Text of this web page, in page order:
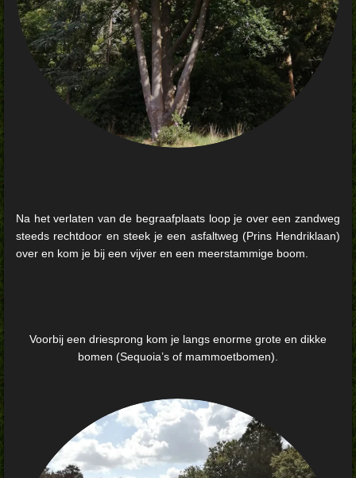
Na het verlaten van de begraafplaats loop je over een zandweg
steeds rechtdoor en steek je een asfaltweg (Prins Hendriklaan)
over en kom je bij een vijver en een meerstammige boom.
Voorbij een driesprong kom je langs enorme grote en dikke
bomen (Sequoia’s of mammoetbomen).